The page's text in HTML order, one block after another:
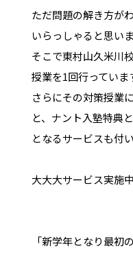
ただ問題の解き方が
いらっしゃると思いま
そこで東村山久米川
授業を1回行っていま
さらにその対策授業
と、ナント入塾特典
となるサービスも付
大大大サービス実施
「新学年となり最初